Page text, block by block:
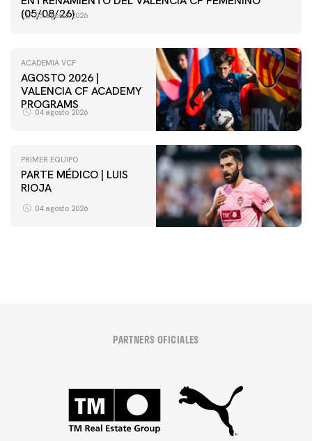
(05/08/26)
05 agosto 2026
ACADEMIA VCF
AGOSTO 2026 |
VALENCIA CF ACADEMY
PROGRAMS
04 agosto 2026
PRIMER EQUIPO
PARTE MÉDICO | LUIS
RIOJA
04 agosto 2026
VCF FEMENINO
ENTRENAMIENTO DEL VALENCIA CF FEMENINO
(04/08/26)
PARTNERS OFICIALES